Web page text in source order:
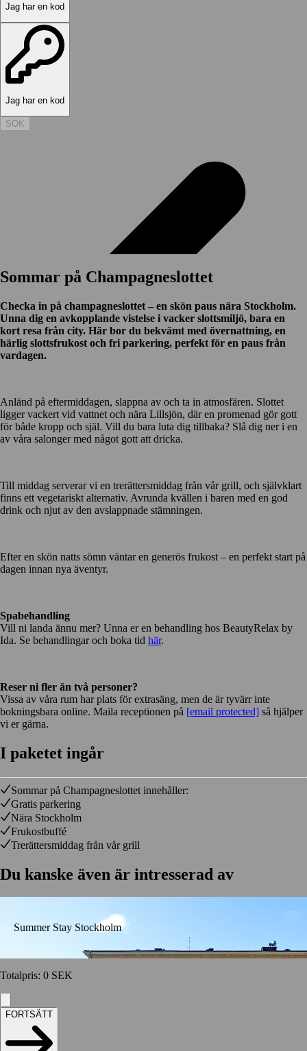
Jag har en kod
Jag har en kod
SÖK
Sommar på Champagneslottet
Checka in på champagneslottet – en skön paus nära Stockholm.
Unna dig en avkopplande vistelse i vacker slottsmiljö, bara en
kort resa från city. Här bor du bekvämt med övernattning, en
härlig slottsfrukost och fri parkering, perfekt för en paus från
vardagen.
Anländ på eftermiddagen, slappna av och ta in atmosfären. Slottet
ligger vackert vid vattnet och nära Lillsjön, där en promenad gör gott
för både kropp och själ. Vill du bara luta dig tillbaka? Slå dig ner i en
av våra salonger med något gott att dricka.
Till middag serverar vi en trerättersmiddag från vår grill, och självklart
finns ett vegetariskt alternativ. Avrunda kvällen i baren med en god
drink och njut av den avslappnade stämningen.
Efter en skön natts sömn väntar en generös frukost – en perfekt start på
dagen innan nya äventyr.
Spabehandling
Vill ni landa ännu mer? Unna er en behandling hos BeautyRelax by
Ida. Se behandlingar och boka tid här.
Reser ni fler än två personer?
Vissa av våra rum har plats för extrasäng, men de är tyvärr inte
bokningsbara online. Maila receptionen på [email protected] så hjälper
vi er gärna.
I paketet ingår
Sommar på Champagneslottet innehåller:
Gratis parkering
Nära Stockholm
Frukostbuffé
Trerättersmiddag från vår grill
Du kanske även är intresserad av
Summer Stay Stockholm
Totalpris: 0 SEK
FORTSÄTT